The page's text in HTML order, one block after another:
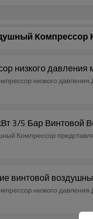
Компрессор
низкого
компрессор низкого
3/5 Бар
Компрессор
винтовой
компрессор низкого